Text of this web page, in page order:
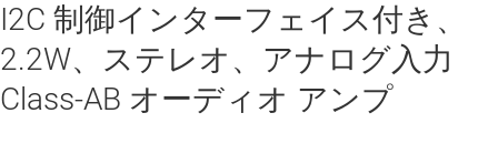
I2C 制御インターフェイス付き、
2.2W、ステレオ、アナログ入力
Class-AB オーディオ アンプ